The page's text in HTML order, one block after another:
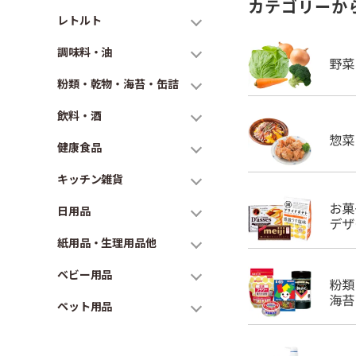
レトルト
調味料・油
粉類・乾物・海苔・缶詰
飲料・酒
健康食品
キッチン雑貨
日用品
紙用品・生理用品他
ベビー用品
ペット用品
カテゴリーか